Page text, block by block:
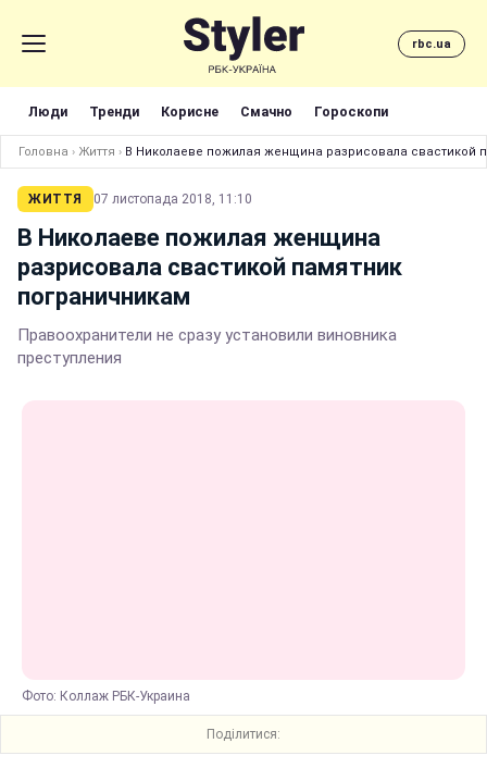
rbc.ua
Люди Тренди Корисне Смачно Гороскопи
Головна › Життя › В Николаеве пожилая женщина разрисовала свастикой
ЖИТТЯ 07 листопада 2018, 11:10
В Николаеве пожилая женщина
разрисовала свастикой памятник
пограничникам
Правоохранители не сразу установили виновника
преступления
Фото: Коллаж РБК-Украина
Поділитися: